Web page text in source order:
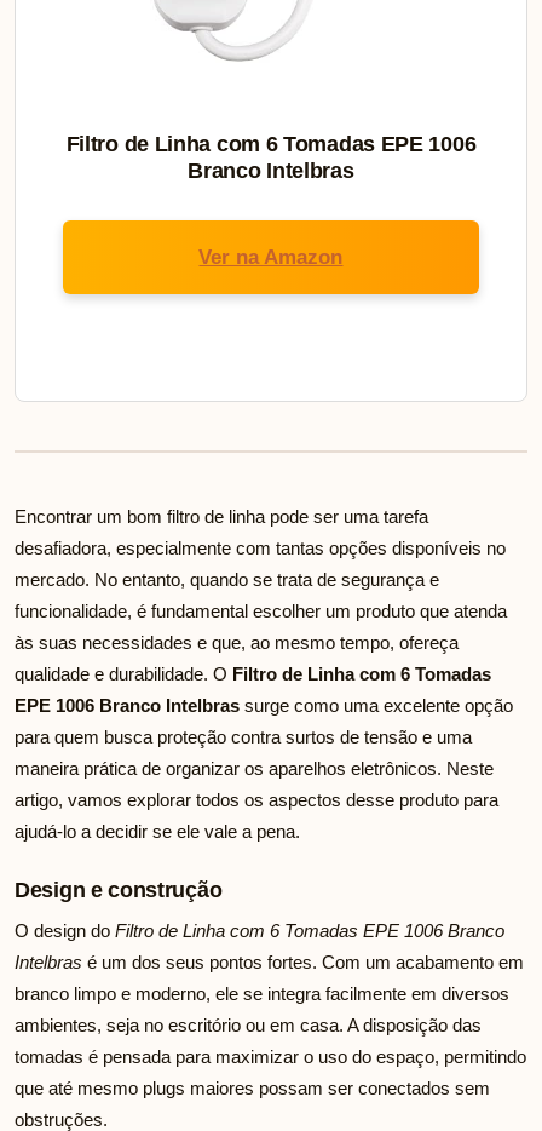
Filtro de Linha com 6 Tomadas EPE 1006
Branco Intelbras
Ver na Amazon
Encontrar um bom filtro de linha pode ser uma tarefa
desafiadora, especialmente com tantas opções disponíveis no
mercado. No entanto, quando se trata de segurança e
funcionalidade, é fundamental escolher um produto que atenda
às suas necessidades e que, ao mesmo tempo, ofereça
qualidade e durabilidade. O Filtro de Linha com 6 Tomadas
EPE 1006 Branco Intelbras surge como uma excelente opção
para quem busca proteção contra surtos de tensão e uma
maneira prática de organizar os aparelhos eletrônicos. Neste
artigo, vamos explorar todos os aspectos desse produto para
ajudá-lo a decidir se ele vale a pena.
Design e construção
O design do Filtro de Linha com 6 Tomadas EPE 1006 Branco
Intelbras é um dos seus pontos fortes. Com um acabamento em
branco limpo e moderno, ele se integra facilmente em diversos
ambientes, seja no escritório ou em casa. A disposição das
tomadas é pensada para maximizar o uso do espaço, permitindo
que até mesmo plugs maiores possam ser conectados sem
obstruções.